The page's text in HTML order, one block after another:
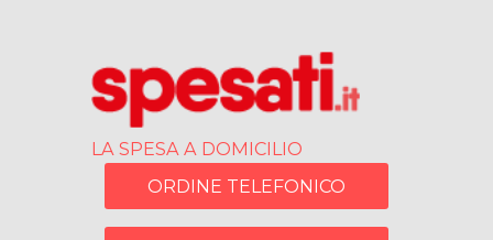
LA SPESA A DOMICILIO
ORDINE TELEFONICO